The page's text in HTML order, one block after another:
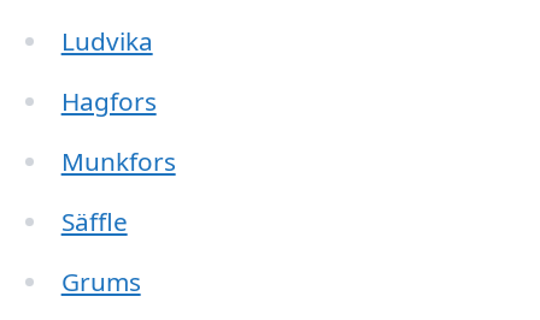
Ludvika
Hagfors
Munkfors
Säffle
Grums